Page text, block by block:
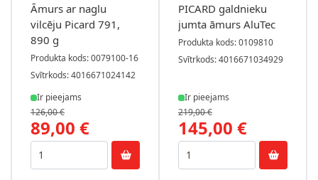
Āmurs ar naglu
vilcēju Picard 791,
890 g
Produkta kods: 0079100-16
Svītrkods: 4016671024142
Ir pieejams
89,00 €
126,00 €
PICARD galdnieku
jumta āmurs AluTec
Produkta kods: 0109810
Svītrkods: 4016671034929
Ir pieejams
145,00 €
219,00 €